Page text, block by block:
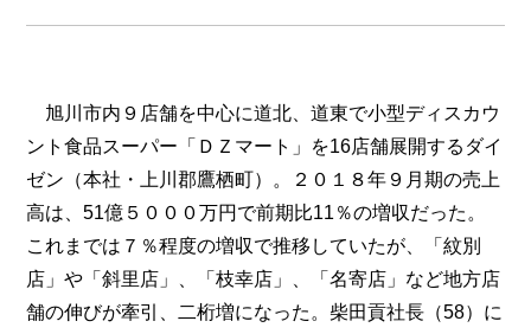
旭川市内９店舗を中心に道北、道東で小型ディスカウ
ント食品スーパー「ＤＺマート」を16店舗展開するダイ
ゼン（本社・上川郡鷹栖町）。２０１８年９月期の売上
高は、51億５０００万円で前期比11％の増収だった。
これまでは７％程度の増収で推移していたが、「紋別
店」や「斜里店」、「枝幸店」、「名寄店」など地方店
舗の伸びが牽引、二桁増になった。柴田貢社長（58）に